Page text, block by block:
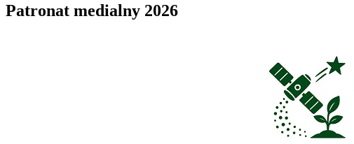
Patronat medialny 2026